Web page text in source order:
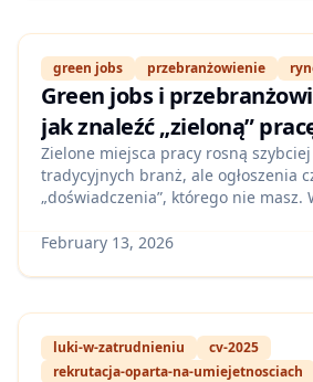
green jobs przebranżowienie
Green jobs i
jak znaleźć „zieloną”
doświadczenia (i pokazać
w CV)
Zielone miejsca pracy rosną
tradycyjnych branż, ale ogłoszenia
„doświadczenia”, którego nie masz.
umiejętności na role ESG/energia/
February 13, 2026
luki-w-zatrudnieniu
cv-2025
rekrutacja-oparta-na-umiejetnosciach